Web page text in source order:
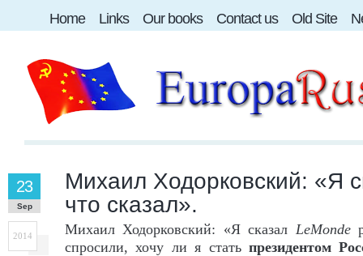
Home Links Our books Contact us Old Site
Михаил Ходорковский: «Я
что сказал».
23
Sep
2014 Михаил Ходорковский: «Я сказал LeMonde
спросили, хочу ли я статьпрезидентом